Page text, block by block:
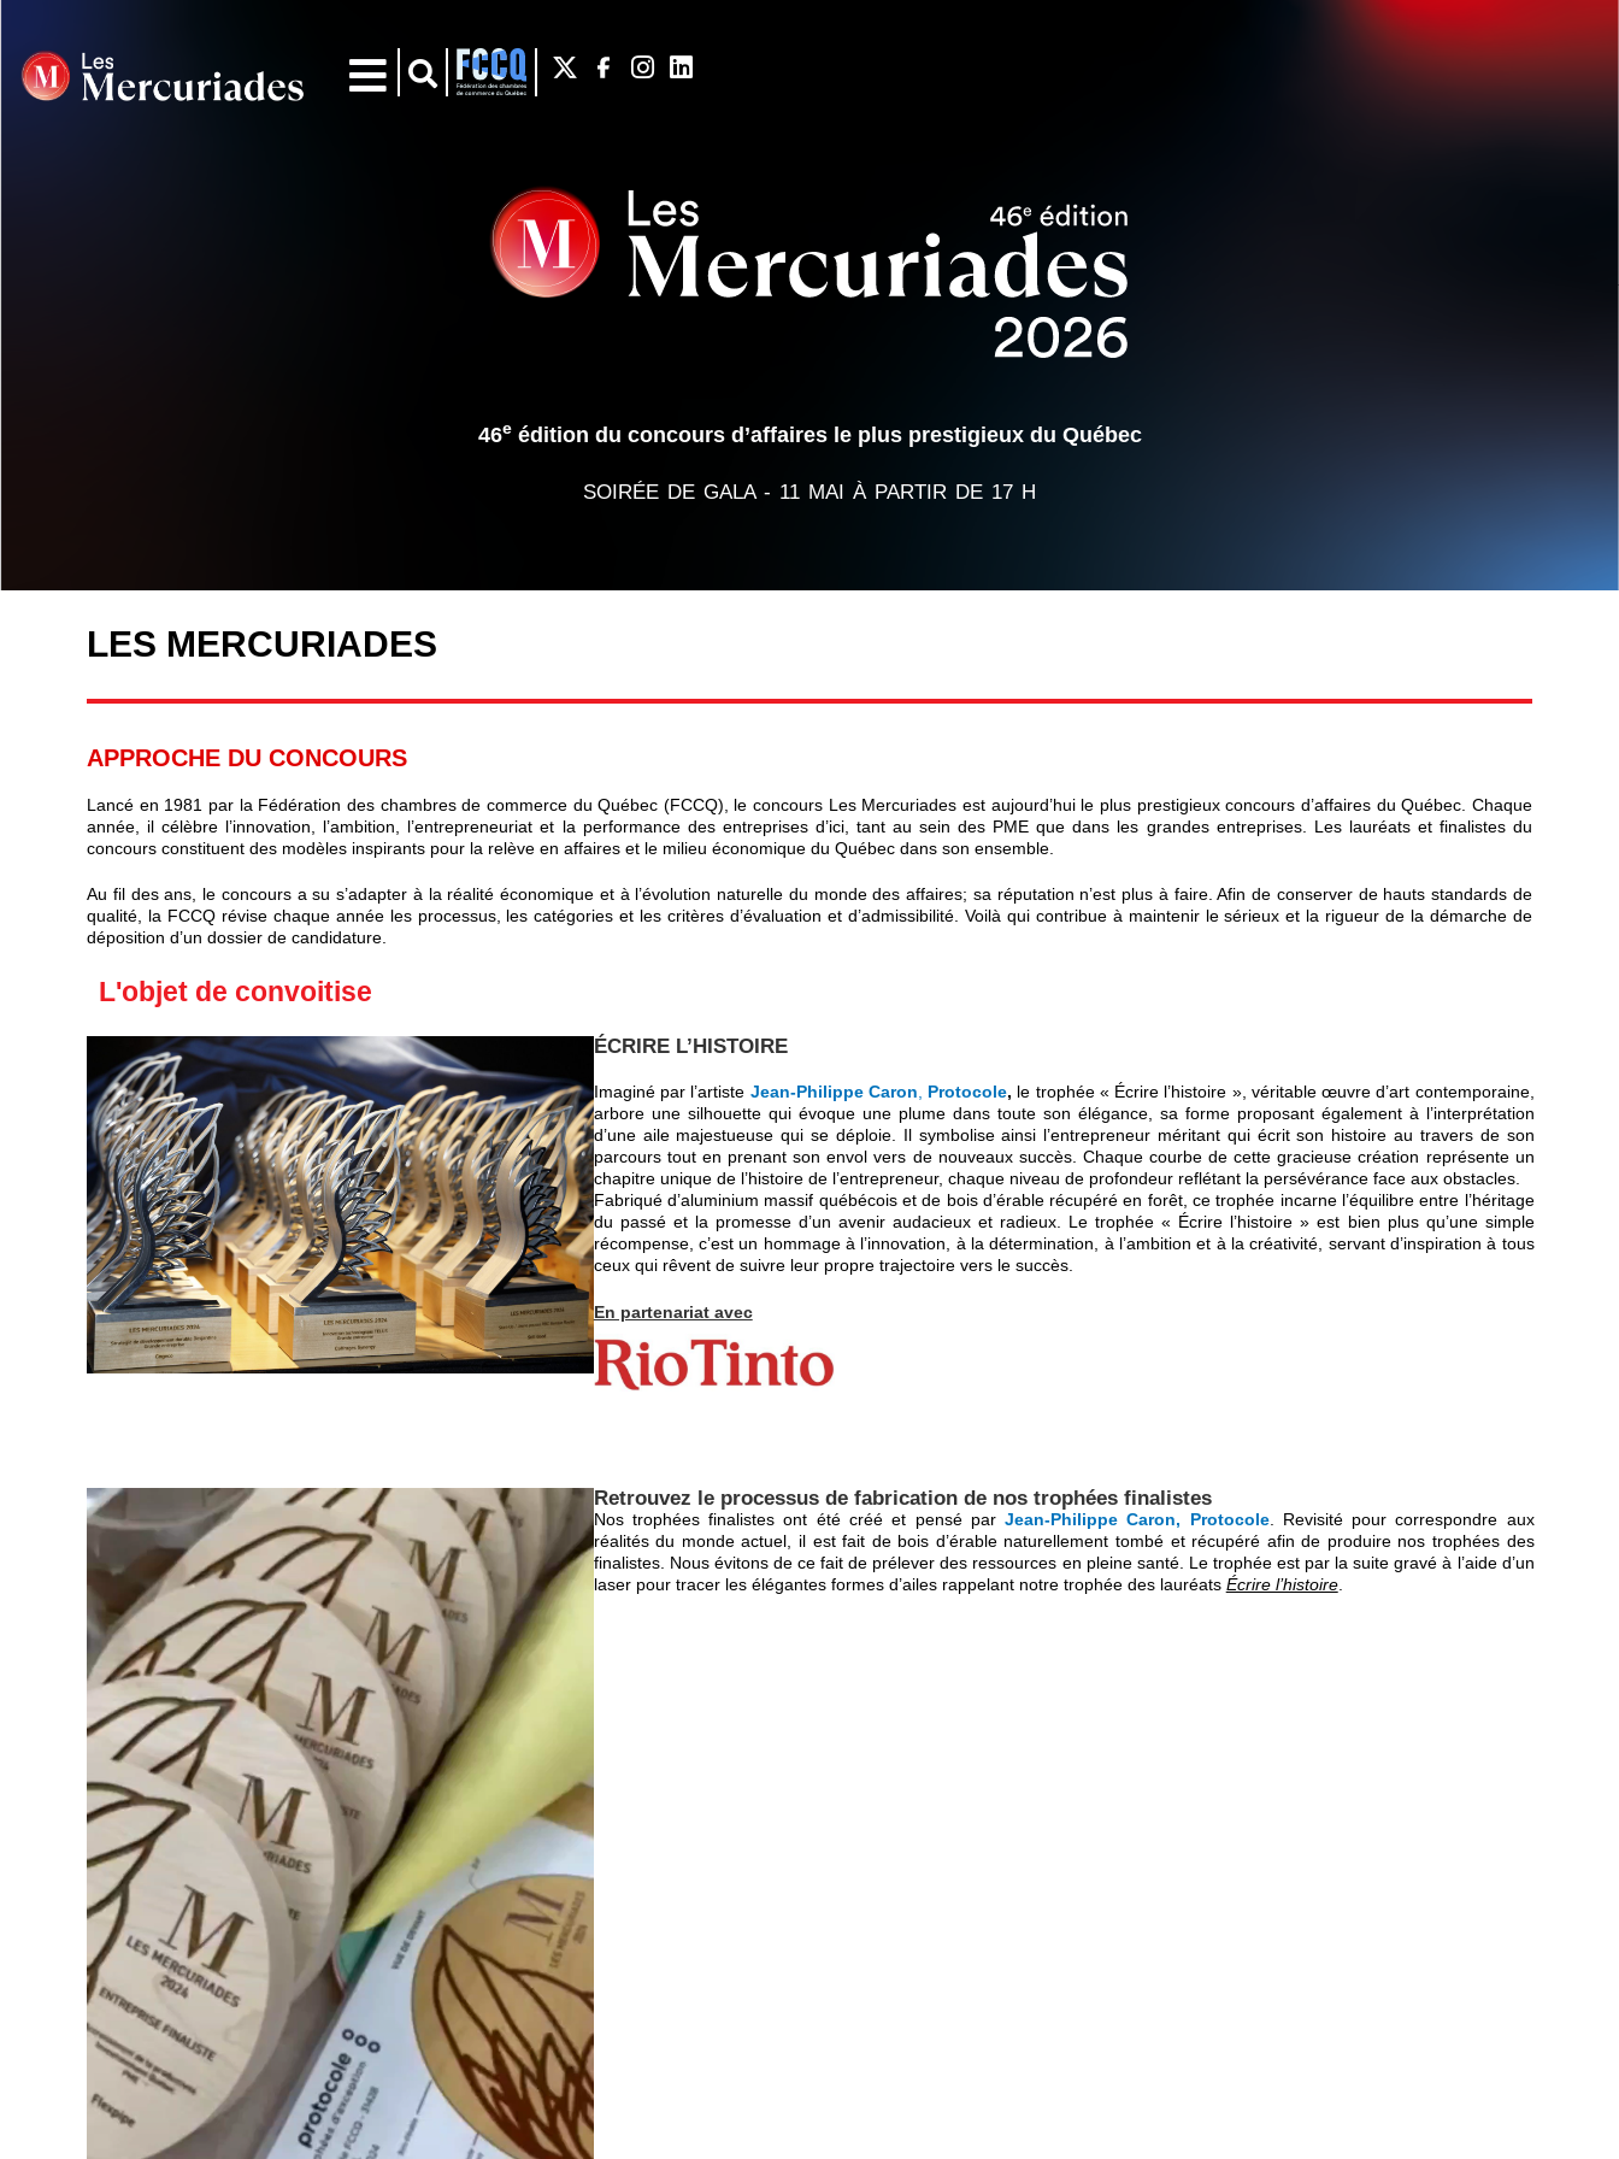
46eédition du concours d’affaires le plus prestigieux du Québec
SOIRÉE DE GALA - 11 MAI À PARTIR DE 17 H
LES MERCURIADES
APPROCHE DU CONCOURS
Lancé en 1981 par la Fédération des chambres de commerce du Québec (FCCQ), le concours Les Mercuriades est aujourd’hui le plus prestigieux concours d’affaires du Québec. Chaque
année, il célèbre l’innovation, l’ambition, l’entrepreneuriat et la performance des entreprises d’ici, tant au sein des PME que dans les grandes entreprises. Les lauréats et finalistes du
concours constituent des modèles inspirants pour la relève en affaires et le milieu économique du Québec dans son ensemble.
Au fil des ans, le concours a su s’adapter à la réalité économique et à l’évolution naturelle du monde des affaires; sa réputation n’est plus à faire. Afin de conserver de hauts standards de
qualité, la FCCQ révise chaque année les processus, les catégories et les critères d’évaluation et d’admissibilité. Voilà qui contribue à maintenir le sérieux et la rigueur de la démarche de
déposition d’un dossier de candidature.
L'objet de convoitise
ÉCRIRE L’HISTOIRE
Imaginé par l’artiste Jean-Philippe Caron Protocole, le trophée « Écrire l’histoire », véritable œuvre d’art contemporaine,
arbore une silhouette qui évoque une plume dans toute son élégance, sa forme proposant également à l’interprétation
d’une aile majestueuse qui se déploie. Il symbolise ainsi l’entrepreneur méritant qui écrit son histoire au travers de son
parcours tout en prenant son envol vers de nouveaux succès. Chaque courbe de cette gracieuse création représente un
chapitre unique de l’histoire de l’entrepreneur, chaque niveau de profondeur reflétant la persévérance face aux obstacles.
Fabriqué d’aluminium massif québécois et de bois d’érable récupéré en forêt, ce trophée incarne l’équilibre entre l’héritage
du passé et la promesse d’un avenir audacieux et radieux. Le trophée « Écrire l’histoire » est bien plus qu’une simple
récompense, c’est un hommage à l’innovation, à la détermination, à l’ambition et à la créativité, servant d’inspiration à tous
ceux qui rêvent de suivre leur propre trajectoire vers le succès.
En partenariat avec
Retrouvez le processus de fabrication de nos trophées finalistes
Nos trophées finalistes ont été créé et pensé parJean-Philippe Caron, Protocole. Revisité pour correspondre aux
réalités du monde actuel, il est fait de bois d’érable naturellement tombé et récupéré afin de produire nos trophées des
finalistes. Nous évitons de ce fait de prélever des ressources en pleine santé. Le trophée est par la suite gravé à l’aide d’un
laser pour tracer les élégantes formes d’ailes rappelant notre trophée des lauréats Écrire l’histoire.